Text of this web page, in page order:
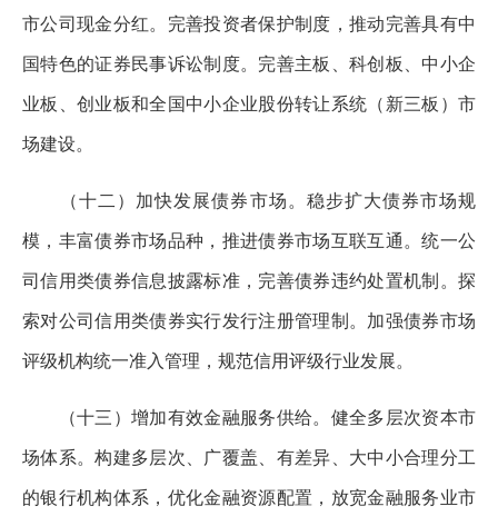
市公司现金分红。完善投资者保护制度，推动完善具有中
国特色的证券民事诉讼制度。完善主板、科创板、中小企
业板、创业板和全国中小企业股份转让系统（新三板）市
场建设。
（十二）加快发展债券市场。稳步扩大债券市场规
模，丰富债券市场品种，推进债券市场互联互通。统一公
司信用类债券信息披露标准，完善债券违约处置机制。探
索对公司信用类债券实行发行注册管理制。加强债券市场
评级机构统一准入管理，规范信用评级行业发展。
（十三）增加有效金融服务供给。健全多层次资本市
场体系。构建多层次、广覆盖、有差异、大中小合理分工
的银行机构体系，优化金融资源配置，放宽金融服务业市